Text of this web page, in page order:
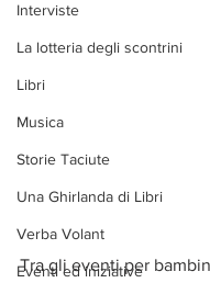
Interviste
La lotteria degli scontrini
Libri
Musica
Storie Taciute
Una Ghirlanda di Libri
Verba Volant
Eventi ed iniziative
Tra gli eventi per